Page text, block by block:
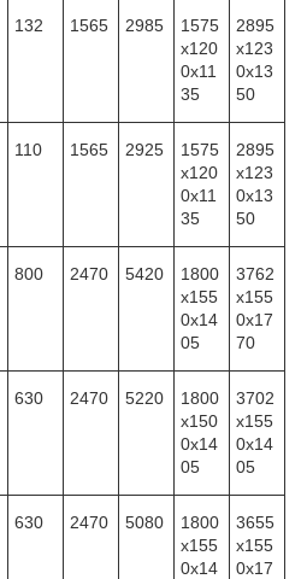
132 1565 2985
1575
x120
0x11
35
2895
x123
0x13
50
110 1565 2925
1575
x120
0x11
35
2895
x123
0x13
50
800 2470 5420
1800
x155
0x14
05
3762
x155
0x17
70
630 2470 5220
1800
x150
0x14
05
3702
x155
0x14
05
630 2470 5080
1800
x155
0x14
3655
x155
0x17